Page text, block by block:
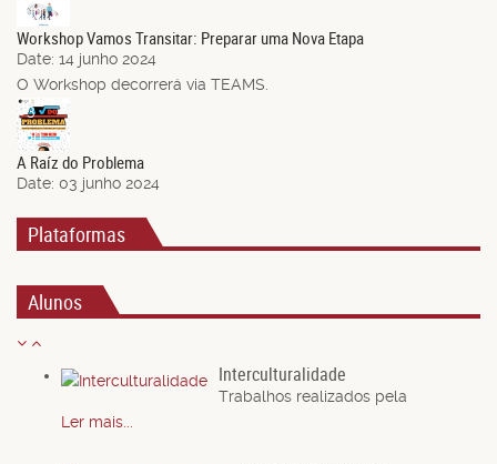
Jun.
Workshop Vamos Transitar: Preparar uma Nova Etapa
Date: 14 junho 2024
O Workshop decorrerá via TEAMS.
03
Jun.
A Raíz do Problema
Date: 03 junho 2024
Plataformas
Alunos
Interculturalidade
Trabalhos realizados pela
Ler mais...